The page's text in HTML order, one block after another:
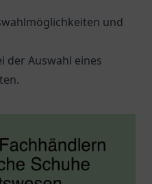
und
der Auswahl eines